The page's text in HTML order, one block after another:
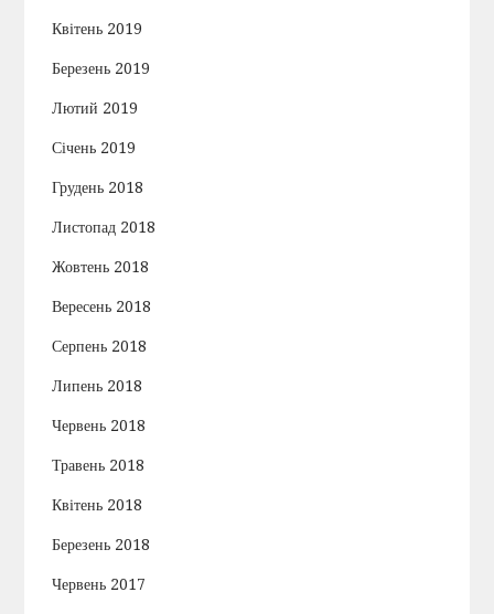
Квітень 2019
Березень 2019
Лютий 2019
Січень 2019
Грудень 2018
Листопад 2018
Жовтень 2018
Вересень 2018
Серпень 2018
Липень 2018
Червень 2018
Травень 2018
Квітень 2018
Березень 2018
Червень 2017